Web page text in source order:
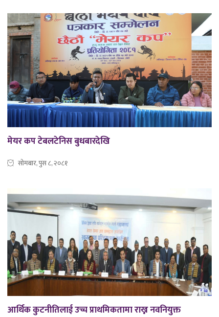
मेयर कप टेबलटेनिस बुधबारदेखि
सोमबार, पुस ८, २०८१
आर्थिक कुटनीतिलाई उच्च प्राथमिकतामा राख्न नवनियुक्त